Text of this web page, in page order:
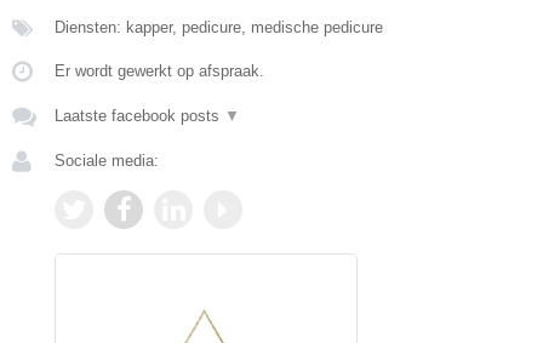
Diensten: kapper, pedicure, medische pedicure
Er wordt gewerkt op afspraak.
Laatste facebook posts ▼
Sociale media: